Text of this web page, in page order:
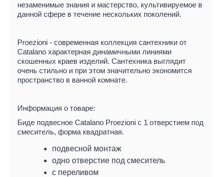
незаменимые знания и мастерство, культивируемое в
данной сфере в течение нескольких поколений.
Proezioni - современная коллекция сантехники от
Catalano характерная динамичными линиями
скошенных краев изделий. Сантехника выглядит
очень стильно и при этом значительно экономится
пространство в ванной комнате.
Информация о товаре:
Биде подвесное Catalano Proezioni с 1 отверстием под
смеситель, форма квадратная.
подвесной монтаж
одно отверстие под смеситель
с переливом